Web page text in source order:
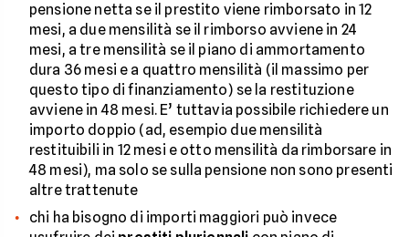
pensione netta se il prestito viene rimborsato in 12
mesi, a due mensilità se il rimborso avviene in 24
mesi, a tre mensilità se il piano di ammortamento
dura 36 mesi e a quattro mensilità (il massimo per
questo tipo di finanziamento) se la restituzione
avviene in 48 mesi. E’ tuttavia possibile richiedere un
importo doppio (ad, esempio due mensilità
restituibili in 12 mesi e otto mensilità da rimborsare in
48 mesi), ma solo se sulla pensione non sono presenti
altre trattenute
chi ha bisogno di importi maggiori può invece